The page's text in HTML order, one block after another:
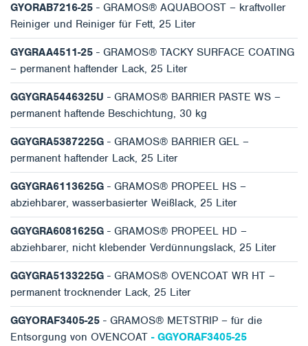
GYORAB7216-25 - GRAMOS® AQUABOOST – kraftvoller
Reiniger und Reiniger für Fett, 25 Liter
GYGRAA4511-25 - GRAMOS® TACKY SURFACE COATING
– permanent haftender Lack, 25 Liter
GGYGRA5446325U - GRAMOS® BARRIER PASTE WS –
permanent haftende Beschichtung, 30 kg
GGYGRA5387225G - GRAMOS® BARRIER GEL –
permanent haftender Lack, 25 Liter
GGYGRA6113625G - GRAMOS® PROPEEL HS –
abziehbarer, wasserbasierter Weißlack, 25 Liter
GGYGRA6081625G - GRAMOS® PROPEEL HD –
abziehbarer, nicht klebender Verdünnungslack, 25 Liter
GGYGRA5133225G - GRAMOS® OVENCOAT WR HT –
permanent trocknender Lack, 25 Liter
GGYORAF3405-25 - GRAMOS® METSTRIP – für die
Entsorgung von OVENCOAT - GGYORAF3405-25